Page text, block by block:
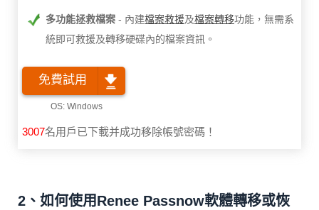
多功能拯救檔案 內建檔案救援及檔案轉移功能，無需系
統即可救援及轉移硬碟內的檔案資訊。
免費試用
3007名用戶已下載并成功移除帳號密碼！
2、如何使用Renee Passnow軟體轉移或恢